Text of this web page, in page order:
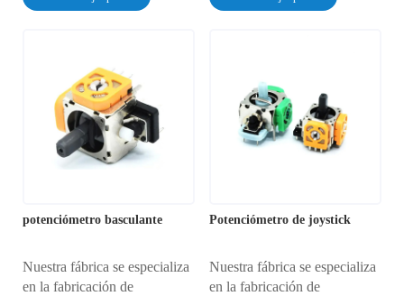
competitivos y una calidad
manual con uno o más
físicamente el eje del
potenciómetro.
potenciómetro basculante
Nuestra fábrica se especializa
en la fabricación de
Potenciómetro de joystick
Nuestra fábrica se especializa
en la fabricación de